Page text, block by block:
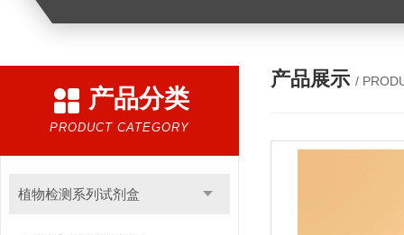
产品分类
PRODUCT CATEGORY
植物检测系列试剂盒
产品展示 /